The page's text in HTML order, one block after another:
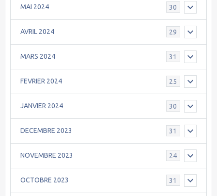
MAI 2024 30
AVRIL 2024 29
MARS 2024 31
FEVRIER 2024 25
JANVIER 2024 30
DECEMBRE 2023 31
NOVEMBRE 2023 24
OCTOBRE 2023 31